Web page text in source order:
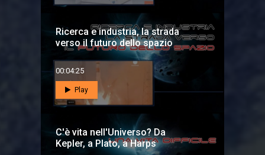
Ricerca e industria, la strada
verso il futuro dello spazio
00:04:25
Play
C'è vita nell'Universo? Da
Kepler, a Plato, a Harps